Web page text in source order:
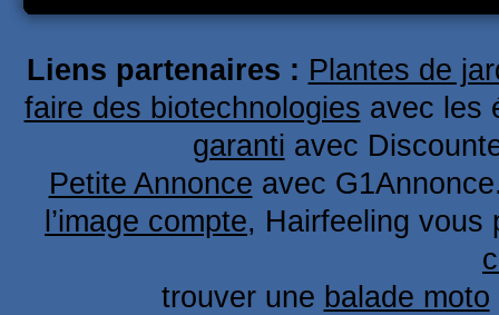
Liens partenaires : Plantes de
faire des biotechnologies avec les
garanti avec
Petite Annonce avec
l’image compte, Hairfeeling vous
trouver une balade moto